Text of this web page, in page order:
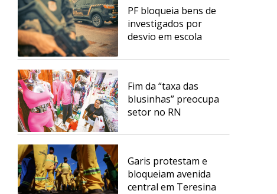
PF bloqueia bens de
investigados por
desvio em escola
Fim da “taxa das
blusinhas” preocupa
setor no RN
Garis protestam e
bloqueiam avenida
central em Teresina